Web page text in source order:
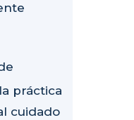
práctica
cuidado